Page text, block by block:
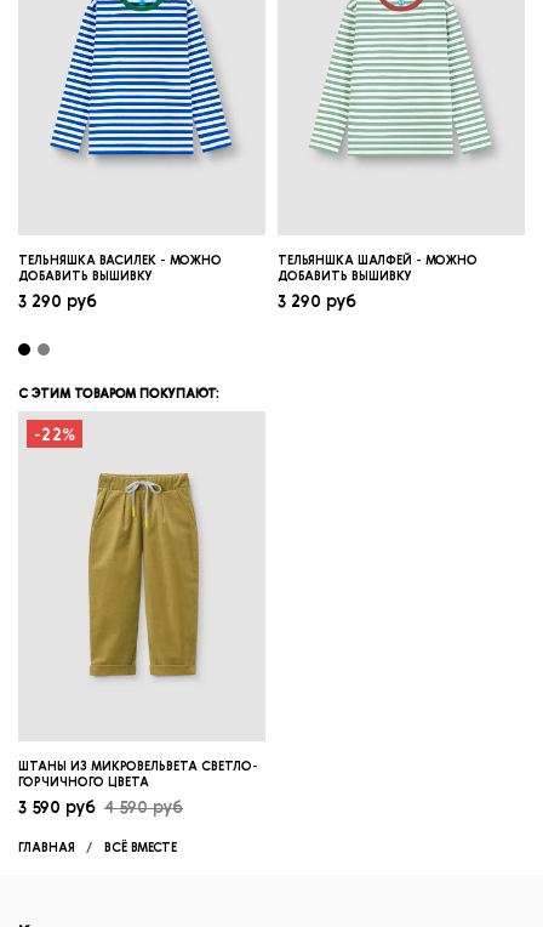
ТЕЛЬНЯШКА ВАСИЛЕК - МОЖНО
ДОБАВИТЬ ВЫШИВКУ
3 290 руб
ТЕЛЬЯНШКА ШАЛФЕЙ - МОЖНО
ДОБАВИТЬ ВЫШИВКУ
3 290 руб
С ЭТИМ ТОВАРОМ ПОКУПАЮТ:
-22%
ШТАНЫ ИЗ МИКРОВЕЛЬВЕТА СВЕТЛО-
ГОРЧИЧНОГО ЦВЕТА
4 590 руб
3 590 руб
ГЛАВНАЯ ВСЁ ВМЕСТЕ